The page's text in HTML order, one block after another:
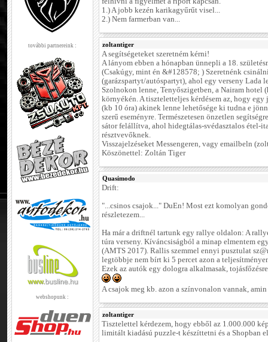
további partnereink :
webshopunk :
1.) A jobb kezén karikagyűrűt visel...
2.) Nem farmerban van...
zoltantiger
A segítségeteket szeretném kérni!
A lányom ebben a hónapban ünnepli a 18.
(Csakúgy, mint én &#128578; ) Szeretnénk
(garázspartyt/autóspartyt), ahol egy verseny Lada
Szolnokon lenne, Tenyőszigetben, a Nairam hotel
környékén. A tiszteletteljes kérdésem az, hogy
(kb 10 óra) akinek lenne lehetősége ki tudna e
szerű eseményre. Természetesen önzetlen
sátor felállítva, ahol hidegtálas-svédasztalos étel-
résztvevőknek.
Visszajelzéseket Messengeren, vagy emailbeln
Köszönettel: Zoltán Tiger
Quasimodo
Drift:
"...csinos csajok..." DuEn! Most ezt komolyan
részletezem...
Ha már a driftnél tartunk egy rallye oldalon: A
túra verseny. Kíváncsiságból a minap elmentem
(AMTS 2017). Rallis szemmel ennyi pusztulat
legtöbbje nem bírt ki 5 percet azon a
Ezek az autók egy dologra alkalmasak,
A csajok meg kb. azon a színvonalon vannak,
zoltantiger
Tisztelettel kérdezem, hogy ebből az 1.000.000
limitált kiadású puzzle-t készíttetni és a Shopban